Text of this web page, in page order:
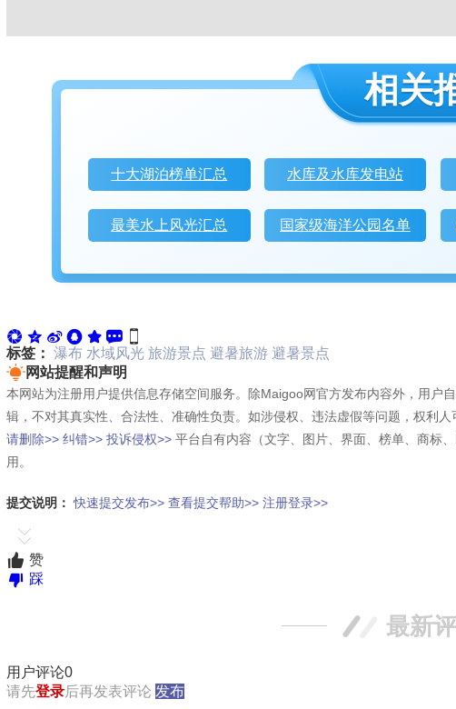
相关
十大湖泊榜单汇总 水库及水库发电站
最美水上风光汇总 国家级海洋公园名单
标签： 瀑布 水域风光 旅游景点 避暑旅游 避暑景点
网站提醒和声明
本网站为注册用户提供信息存储空间服务。除Maigoo网官方发布内容外，用户
辑，不对其真实性、合法性、准确性负责。如涉侵权、违法虚假等问题，权利
请删除>> 纠错>> 投诉侵权>> 平台自有内容（文字、图片、界面、榜单、商标
用。
提交说明： 快速提交发布>> 查看提交帮助>> 注册登录>>
赞
踩
最新
用户评论0
请先登录后再发表评论 发布